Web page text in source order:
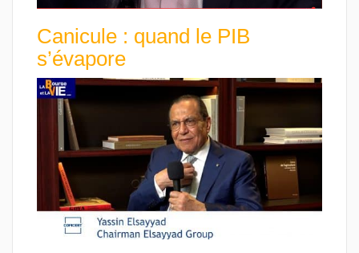
Canicule : quand le PIB
s’évapore